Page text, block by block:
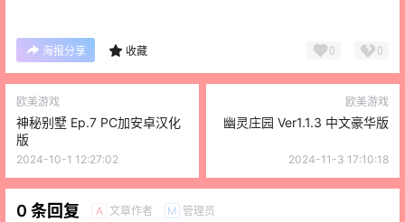
海报分享 收藏 0 0
欧美游戏
神秘别墅 Ep.7 PC加安卓汉化
版
2024-10-1 12:27:02
欧美游戏
幽灵庄园 Ver1.1.3 中文豪华版
2024-11-3 17:10:18
0 条回复 A 文章作者 M 管理员